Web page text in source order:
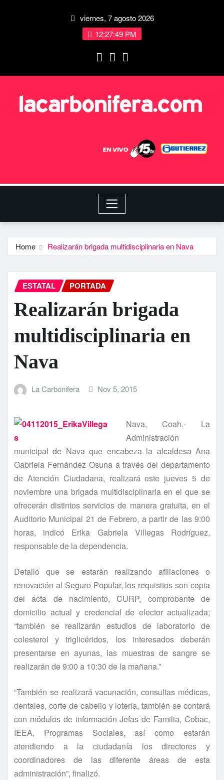
viernes, 7 agosto 2026
12:27:49 PM
Home Realizarán brigada multidisciplinaria en Nava
ESTATAL PORTADA
Realizarán brigada
multidisciplinaria en
Nava
La Carbonifera Nov 5, 2015
Nava, Coah.- La
Administración
municipal de Nava que encabeza la alcaldesa Ana
Gabriela Fernández Osuna a través del departamento
de Atención Ciudadana, realizará este jueves 5 de
noviembre una brigada multidisciplinaria en el que se
ofrecerán distintos servicios de manera gratuita, en el
Auditorio Municipal 21 de Febrero, a partir de las 9:00
horas, indicó Erika Gabriela Villegas Rodrí­guez,
responsable de la dependencia.
Detalló que se estarán realizando afiliaciones o
renovación al Seguro Popular, los requisitos son copia
del acta de nacimiento, CURP, comprobante de
domicilio actual y credencial de elector actualizada;
“también se realizarán estudios de laboratorio de
colesterol y triglicéridos, los interesados deberán
presentarse en ayunas, las muestras de sangre se
realizarán de 9:00 a 10:30 de la mañana.”
“También se realizará vacunación, consultas médicas,
dentales, corte de cabello y loterí­a, también se contará
con módulos de información Jefas de Familia, Cobac,
IEEA, Programas Sociales, así­ como estarán
atendiendo a la ciudadaní­a los directores y
coordinadores de las diferente áreas de esta
administración”, finalizó.